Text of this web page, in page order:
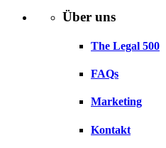
Über uns
The Legal 500
FAQs
Marketing
Kontakt